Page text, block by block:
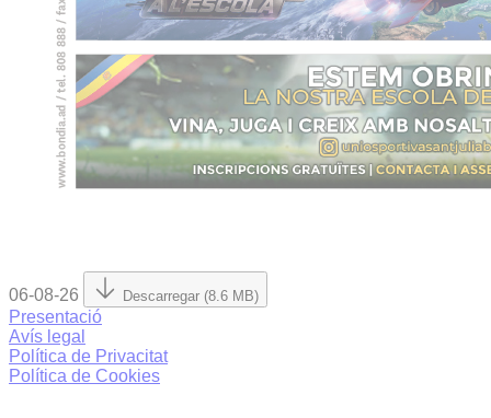
06-08-26 Descarregar (8.6 MB)
Presentació
Avís legal
Política de Privacitat
Política de Cookies